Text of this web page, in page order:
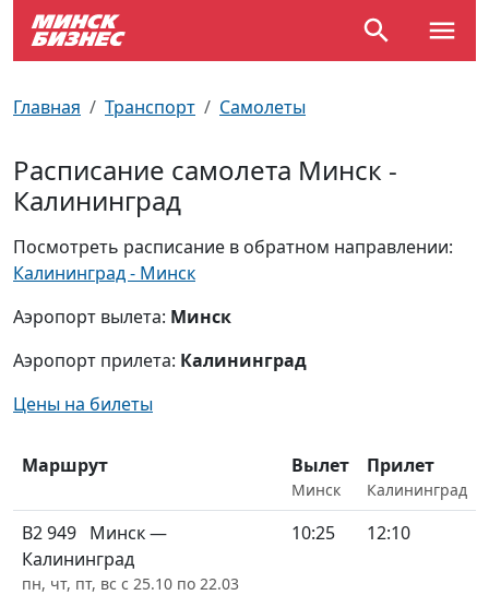
Главная Транспорт Самолеты
Расписание самолета Минск -
Калининград
Посмотреть расписание в обратном направлении:
Калининград - Минск
Аэропорт вылета: Минск
Аэропорт прилета: Калининград
Цены на билеты
Маршрут Вылет
Минск
Прилет
Калининград
B2 949 Минск —
Калининград
пн, чт, пт, вс с 25.10 по 22.03
10:25 12:10
Возле метро
Почтовые индексы
Улицы Минска
Производственный календарь
Документы для ЗАГСа
Схема метро
Пробки на дорогах